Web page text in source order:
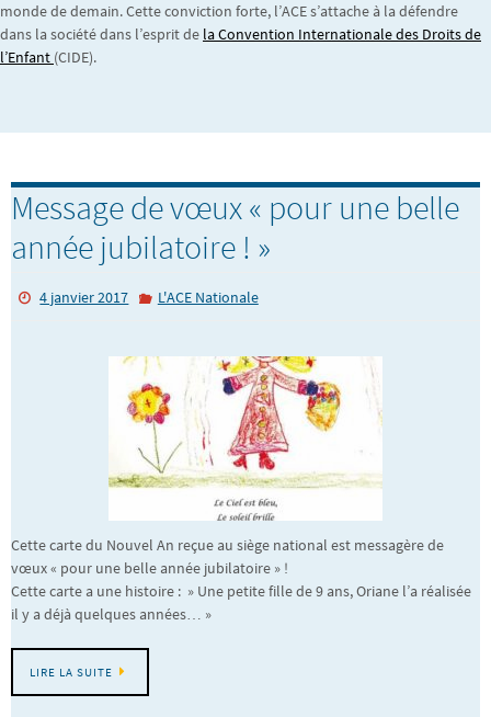
monde de demain. Cette conviction forte, l’ACE s’attache à la défendre
dans la société dans l’esprit de la Convention Internationale des Droits de
l’Enfant (CIDE).
Message de vœux « pour une belle
année jubilatoire ! »
4 janvier 2017 L'ACE Nationale
Cette carte du Nouvel An reçue au siège national est messagère de
vœux « pour une belle année jubilatoire » !
Cette carte a une histoire : » Une petite fille de 9 ans, Oriane l’a réalisée
il y a déjà quelques années… »
LIRE LA SUITE